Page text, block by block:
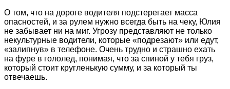
О том, что на дороге водителя подстерегает масса
опасностей, и за рулем нужно всегда быть на чеку, Юлия
не забывает ни на миг. Угрозу представляют не только
некультурные водители, которые «подрезают» или едут,
«залипнув» в телефоне. Очень трудно и страшно ехать
на фуре в гололед, понимая, что за спиной у тебя груз,
который стоит кругленькую сумму, и за который ты
отвечаешь.